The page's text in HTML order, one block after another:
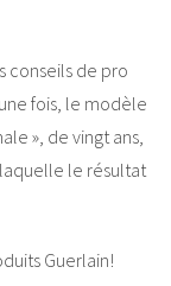
conseils de pro
fois, le modèle
», de vingt ans,
le résultat
Guerlain!